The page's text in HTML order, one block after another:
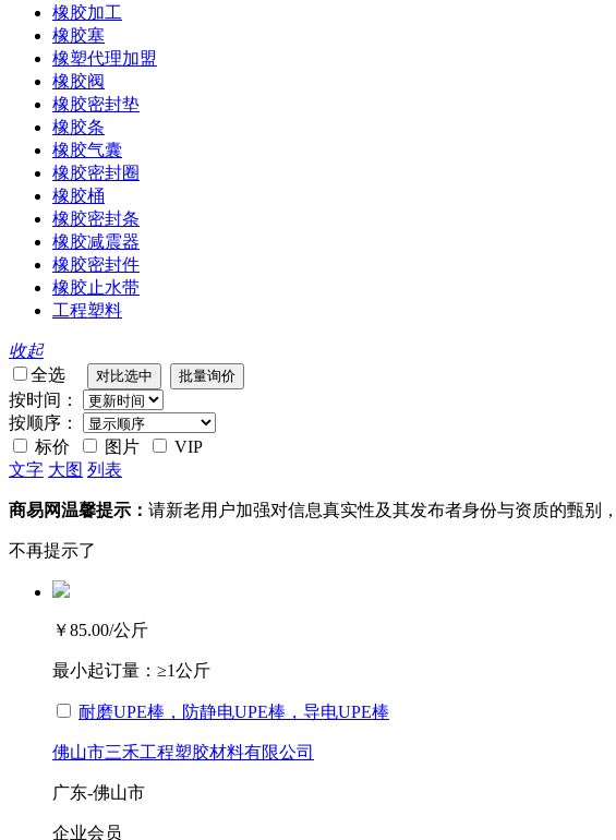
橡胶加工
橡胶塞
橡塑代理加盟
橡胶阀
橡胶密封垫
橡胶条
橡胶气囊
橡胶密封圈
橡胶桶
橡胶密封条
橡胶减震器
橡胶密封件
橡胶止水带
工程塑料
收起
全选
按时间：
按顺序：
标价
图片
VIP
文字 大图 列表
商易网温馨提示： 请新老用户加强对信息真实性及其发布者身份与资质的甄别
不再提示了
￥85.00/公斤
最小起订量： ≥1公斤
耐磨UPE棒，防静电UPE棒，导电UPE棒
佛山市三禾工程塑胶材料有限公司
广东-佛山市
企业会员